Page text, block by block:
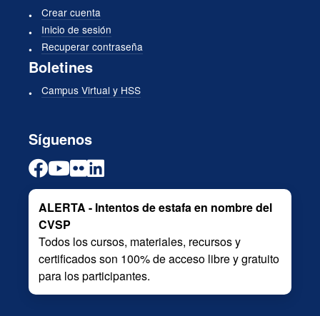
Crear cuenta
Inicio de sesión
Recuperar contraseña
Boletines
Campus Virtual y HSS
Síguenos
ALERTA - Intentos de estafa en nombre del
CVSP
Todos los cursos, materiales, recursos y
certificados son 100% de acceso libre y gratuito
para los participantes.